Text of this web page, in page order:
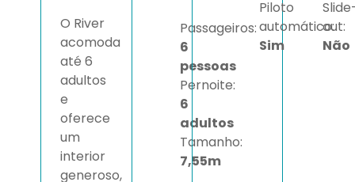
O River
acomoda
até 6
adultos
e
oferece
um
interior
generoso,
Passageiros:
6
pessoas
Pernoite:
6
adultos
Tamanho:
7,55m
Piloto
automático:
Sim
out:
Não